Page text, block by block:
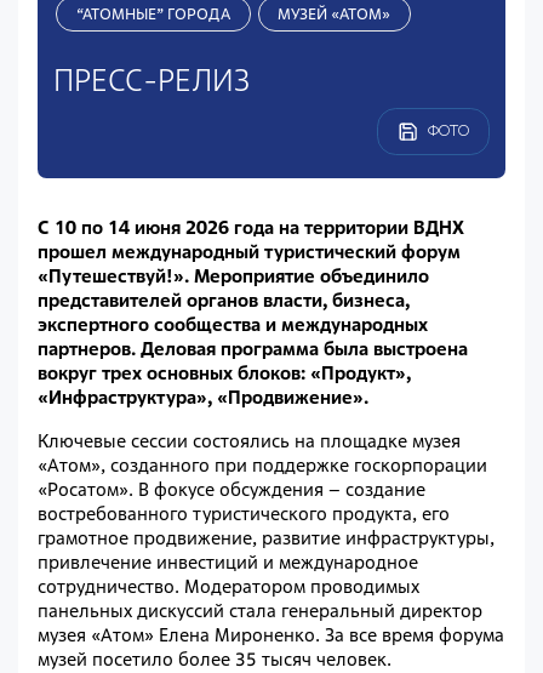
“АТОМНЫЕ” ГОРОДА МУЗЕЙ «АТОМ»
ПРЕСС-РЕЛИЗ
ФОТО
С 10 по 14 июня 2026 года на территории ВДНХ
прошел международный туристический форум
«Путешествуй!». Мероприятие объединило
представителей органов власти, бизнеса,
экспертного сообщества и международных
партнеров. Деловая программа была выстроена
вокруг трех основных блоков: «Продукт»,
«Инфраструктура», «Продвижение».
Ключевые сессии состоялись на площадке музея
«Атом», созданного при поддержке госкорпорации
«Росатом». В фокусе обсуждения – создание
востребованного туристического продукта, его
грамотное продвижение, развитие инфраструктуры,
привлечение инвестиций и международное
сотрудничество. Модератором проводимых
панельных дискуссий стала генеральный директор
музея «Атом» Елена Мироненко. За все время форума
музей посетило более 35 тысяч человек.